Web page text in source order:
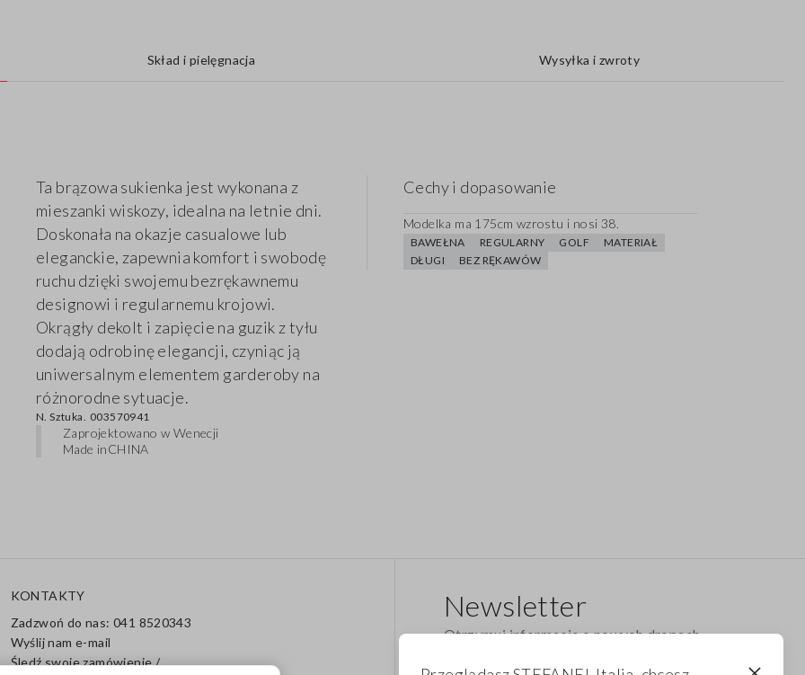
Skład i pielęgnacja Wysyłka i zwroty
Ta brązowa sukienka jest wykonana z
mieszanki wiskozy, idealna na letnie dni.
Doskonała na okazje casualowe lub
eleganckie, zapewnia komfort i swobodę
ruchu dzięki swojemu bezrękawnemu
designowi i regularnemu krojowi.
Okrągły dekolt i zapięcie na guzik z tyłu
dodają odrobinę elegancji, czyniąc ją
uniwersalnym elementem garderoby na
różnorodne sytuacje.
N. Sztuka. 003570941
Zaprojektowano w Wenecji
Made inCHINA
Cechy i dopasowanie
Modelka ma 175cm wzrostu i nosi 38.
BAWEŁNA REGULARNY GOLF
MATERIAŁ
DŁUGI
BEZ RĘKAWÓW
KONTAKTY
Zadzwoń do nas: 041 8520343
Wyślij nam e-mail
Śledź swoje zamówienie /
Newsletter
Otrzymuj informacje o nowych dropach,